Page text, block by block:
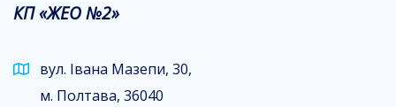
КП «ЖЕО №2»
вул. Івана Мазепи, 30,
м. Полтава, 36040